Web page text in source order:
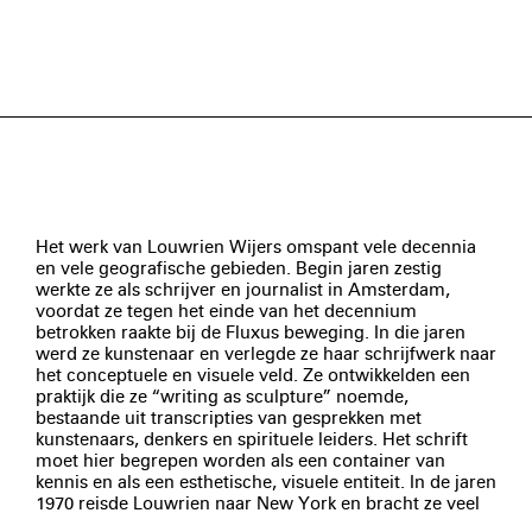
Het werk van Louwrien Wijers omspant vele decennia
en vele geografische gebieden. Begin jaren zestig
werkte ze als schrijver en journalist in Amsterdam,
voordat ze tegen het einde van het decennium
betrokken raakte bij de Fluxus beweging. In die jaren
werd ze kunstenaar en verlegde ze haar schrijfwerk naar
het conceptuele en visuele veld. Ze ontwikkelden een
praktijk die ze “writing as sculpture” noemde,
bestaande uit transcripties van gesprekken met
kunstenaars, denkers en spirituele leiders. Het schrift
moet hier begrepen worden als een container van
kennis en als een esthetische, visuele entiteit. In de jaren
1970 reisde Louwrien naar New York en bracht ze veel